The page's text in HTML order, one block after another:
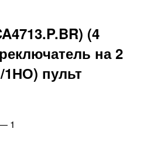
(4
на 2
пульт
1